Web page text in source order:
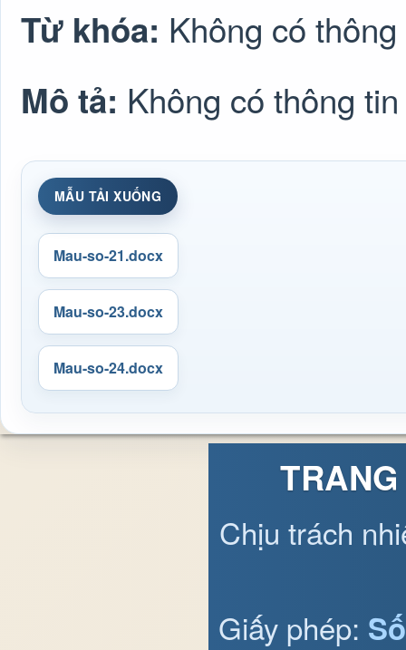
Từ khóa: Không có
Mô tả: Không có thông tin
MẪU TẢI XUỐNG
Mau-so-21.docx
Mau-so-23.docx
Mau-so-24.docx
Chịu trách
Giấy phép: